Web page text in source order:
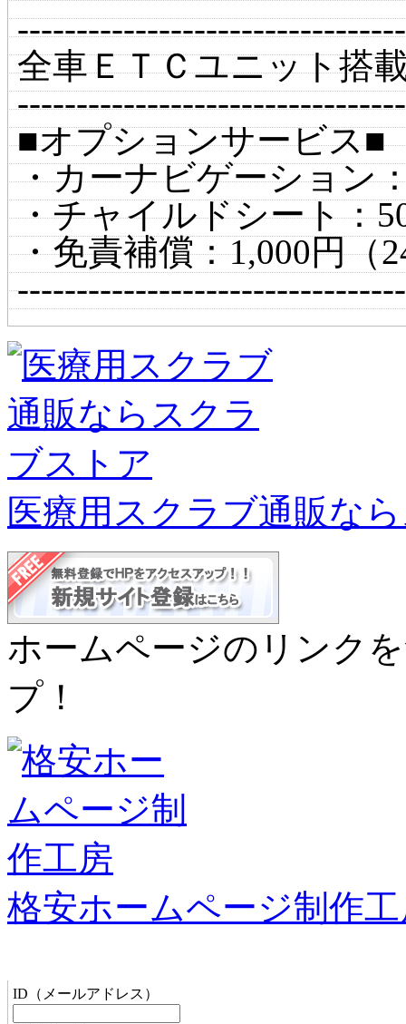
全車ＥＴＣユニット搭
■オプションサービス■
・カーナビゲーション
・チャイルドシート：
・免責補償：1,000円（
医療用スクラブ通販な
ホームページのリンク
プ！
格安ホームページ制作
ID（メールアドレス）